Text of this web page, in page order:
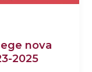
nova
2025